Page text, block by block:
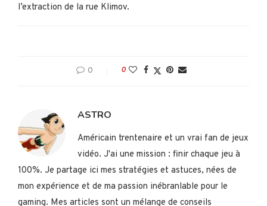
l’extraction de la rue Klimov.
0 0
ASTRO
Américain trentenaire et un vrai fan de jeux
vidéo. J'ai une mission : finir chaque jeu à
100%. Je partage ici mes stratégies et astuces, nées de
mon expérience et de ma passion inébranlable pour le
gaming. Mes articles sont un mélange de conseils